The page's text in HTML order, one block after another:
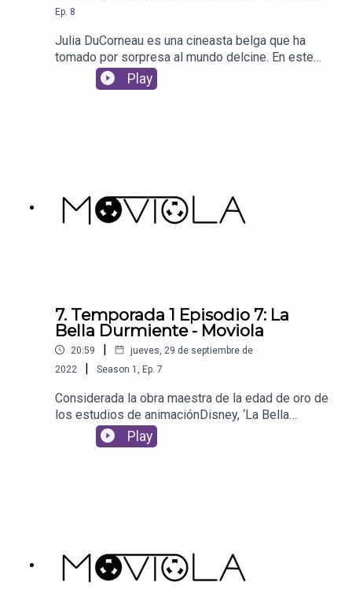
Ep. 8
Julia DuCorneau es una cineasta belga que ha
tomado por sorpresa al mundo delcine. En este
‘Moviola’ hablaremos de ‘Voraz’, su cinta debut
que no esúnicamente una película de terror: es
Play
7. Temporada 1 Episodio 7: La
Bella Durmiente - Moviola
20:59 |
jueves, 29 de septiembre de
2022
| Season 1 Ep. 7
Considerada la obra maestra de la edad de oro de
los estudios de animaciónDisney, ‘La Bella
Durmiente’ se hizo toda a mano y tomó cuatro
años para sercompletada. Desde su estreno en
Play